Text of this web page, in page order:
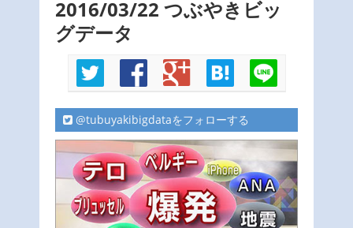
2016/03/22 つぶやきビッ
グデータ
@tubuyakibigdataをフォローする